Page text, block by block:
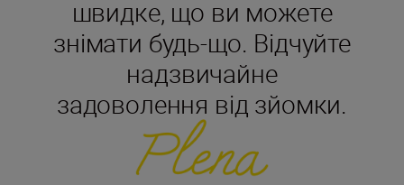
швидке, що ви можете
знімати будь-що. Відчуйте
надзвичайне
задоволення від зйомки.